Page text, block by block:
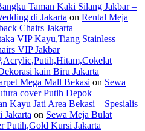
Taman Kaki Silang Jakbar –
di Jakarta on Rental Meja
Chairs Jakarta
VIP Kayu,Tiang Stainless
VIP Jakbar
kain Biru Jakarta
Mega Mall Bekasi on Sewa
cover Putih Depok
Kayu Jati Area Bekasi – Spesialis
Jakarta on Sewa Meja Bulat
Putih,Gold Kursi Jakarta